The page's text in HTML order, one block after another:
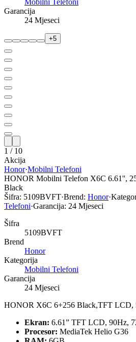
Garancija
24 Mjeseci
+5
1 / 10
Akcija
Honor·Mobilni Telefoni
HONOR Mobilni Telefon X6C 6.61'',
Black
Šifra: 5109BVFT·Brend: Honor·
Telefoni·Garancija: 24 Mjeseci
Šifra
5109BVFT
Brend
Honor
Kategorija
Mobilni Telefoni
Garancija
24 Mjeseci
HONOR X6C 6+256 Black,TFT LCD,
Ekran: 6.61” TFT LCD, 90Hz,
Procesor: MediaTek Helio G36